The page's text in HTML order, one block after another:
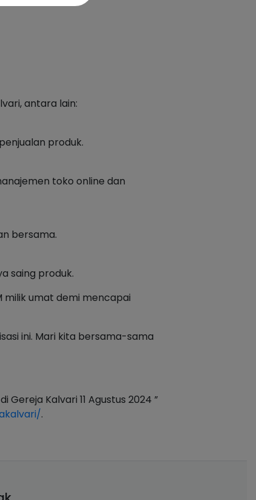
antara lain:
produk.
toko online dan
bersama.
saing produk.
milik umat demi mencapai
ini. Mari kita bersama-sama
Kalvari 11 Agustus 2024 ”
.